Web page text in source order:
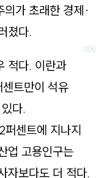
가 초래한 경제·
졌다.
적다. 이란과
트만이 석유
다.
퍼센트에 지나지
업 고용인구는
자보다도 더 적다.